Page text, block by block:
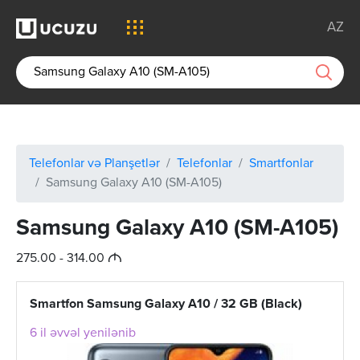
AZ
Telefonlar və Planşetlər Telefonlar
Smartfonlar
Samsung Galaxy A10 (SM-A105)
Samsung Galaxy A10 (SM-A105)
275.00 - 314.00 M
Smartfon Samsung Galaxy A10 / 32 GB (Black)
6 il əvvəl yenilənib